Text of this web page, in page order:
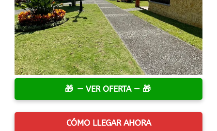
— VER OFERTA —
CÓMO LLEGAR AHORA